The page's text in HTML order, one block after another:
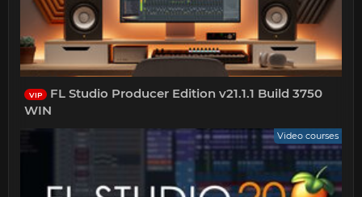
VIP
FL Studio Producer Edition v21.1.1 Build 3750
WIN
Video courses